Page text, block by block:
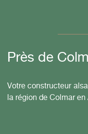
Près de
Votre constructeur
la région de Colmar en